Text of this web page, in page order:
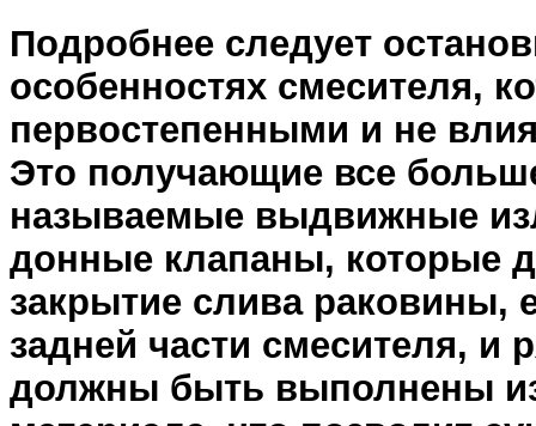
Подробнее следует
особенностях смесителя,
первостепенными и не
Это получающие все
называемые выдвижные
донные клапаны, которые
закрытие слива раковины,
задней части смесителя, и
должны быть выполнены из